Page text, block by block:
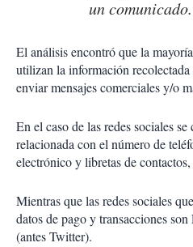
un comunicado.
El análisis encontró que la
utilizan la información recolectada
enviar mensajes comerciales y/o
En el caso de las redes sociales
relacionada con el número de
electrónico y libretas de
Mientras que las redes sociales
datos de pago y transacciones
(antes Twitter).